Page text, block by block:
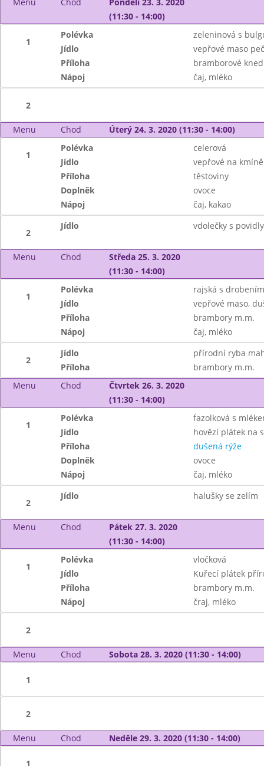
(11:30 - 14:00)
1
Polévka
zeleninová s
Jídlo
vepřové maso
Příloha
bramborové
Nápoj
čaj, mléko
2
Menu Chod Úterý 24. 3. 2020 (11:30 - 14:00)
1
Polévka
celerová
Jídlo
vepřové na kmíně
Příloha
těstoviny
Doplněk
ovoce
Nápoj
čaj, kakao
2
Jídlo vdolečky s
Menu Chod
Středa 25. 3. 2020
(11:30 - 14:00)
1
Polévka
rajská s drobením
Jídlo
vepřové maso,
Příloha
brambory m.m.
Nápoj
čaj, mléko
2
Jídlo
přírodní ryba
Příloha
brambory m.m.
Menu
Chod
Čtvrtek 26. 3. 2020
(11:30 - 14:00)
1
Polévka
fazolková s
Jídlo
hovězí plátek na
Příloha
dušená rýže
Doplněk
ovoce
Nápoj
čaj, mléko
2
Jídlo halušky se zelím
Menu Chod
Pátek 27. 3. 2020
(11:30 - 14:00)
1
Polévka
vločková
Jídlo
Kuřecí plátek
Příloha
brambory m.m.
Nápoj
čraj, mléko
2
Menu Chod Sobota 28. 3. 2020 (11:30 - 14:00)
1
2
Menu Chod Neděle 29. 3. 2020 (11:30 - 14:00)
1